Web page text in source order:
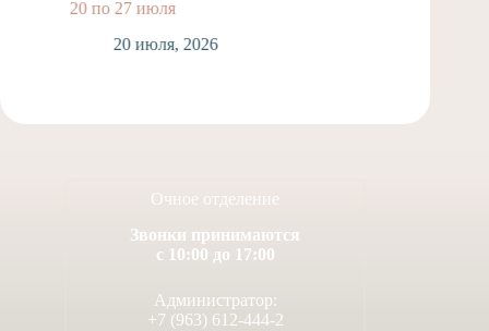
20 по 27 июля
20 июля, 2026
Очное отделение
Звонки принимаются
с 10:00 до 17:00
Администратор:
+7 (963) 612-444-2